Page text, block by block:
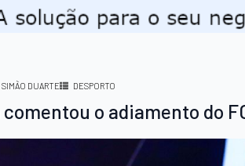
SIMÃO DUARTE DESPORTO
o adiamento do